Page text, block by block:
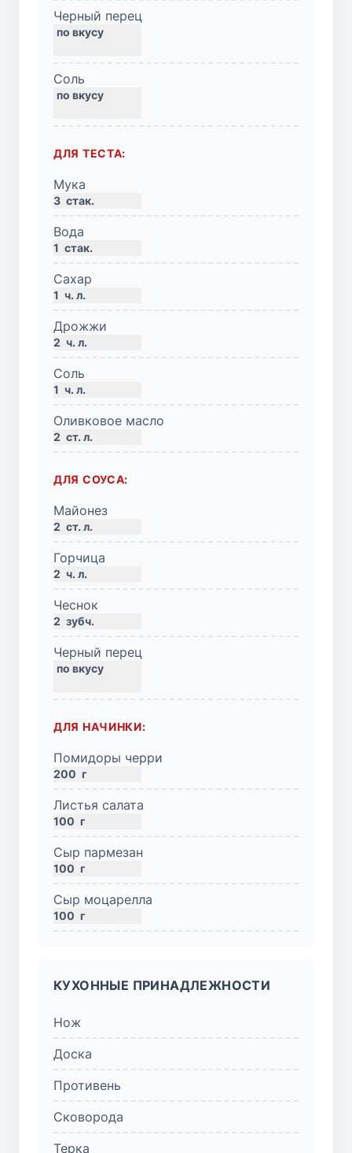
Черный перец
Соль
ДЛЯ ТЕСТА:
Мука
3 стак.
Вода
1 стак.
Сахар
1 ч. л.
Дрожжи
2 ч. л.
Соль
1 ч. л.
Оливковое масло
2 ст. л.
ДЛЯ СОУСА:
Майонез
2 ст. л.
Горчица
2 ч. л.
Чеснок
2 зубч.
Черный перец
ДЛЯ НАЧИНКИ:
Помидоры черри
200 г
Листья салата
100 г
Сыр пармезан
100 г
Сыр моцарелла
100 г
КУХОННЫЕ ПРИНАДЛЕЖНОСТИ
Нож
Доска
Противень
Сковорода
Терка